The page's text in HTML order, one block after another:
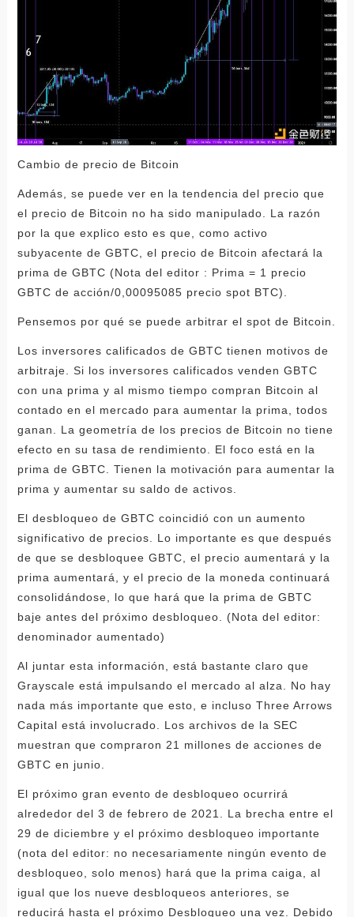
Cambio de precio de Bitcoin
Además, se puede ver en la tendencia del precio que
el precio de Bitcoin no ha sido manipulado. La razón
por la que explico esto es que, como activo
subyacente de GBTC, el precio de Bitcoin afectará la
prima de GBTC (Nota del editor : Prima = 1 precio
GBTC de acción/0,00095085 precio spot BTC).
Pensemos por qué se puede arbitrar el spot de Bitcoin.
Los inversores calificados de GBTC tienen motivos de
arbitraje. Si los inversores calificados venden GBTC
con una prima y al mismo tiempo compran Bitcoin al
contado en el mercado para aumentar la prima, todos
ganan. La geometría de los precios de Bitcoin no tiene
efecto en su tasa de rendimiento. El foco está en la
prima de GBTC. Tienen la motivación para aumentar la
prima y aumentar su saldo de activos.
El desbloqueo de GBTC coincidió con un aumento
significativo de precios. Lo importante es que después
de que se desbloquee GBTC, el precio aumentará y la
prima aumentará, y el precio de la moneda continuará
consolidándose, lo que hará que la prima de GBTC
baje antes del próximo desbloqueo. (Nota del editor:
denominador aumentado)
Al juntar esta información, está bastante claro que
Grayscale está impulsando el mercado al alza. No hay
nada más importante que esto, e incluso Three Arrows
Capital está involucrado. Los archivos de la SEC
muestran que compraron 21 millones de acciones de
GBTC en junio.
El próximo gran evento de desbloqueo ocurrirá
alrededor del 3 de febrero de 2021. La brecha entre el
29 de diciembre y el próximo desbloqueo importante
(nota del editor: no necesariamente ningún evento de
desbloqueo, solo menos) hará que la prima caiga, al
igual que los nueve desbloqueos anteriores, se
reducirá hasta el próximo Desbloqueo una vez. Debido